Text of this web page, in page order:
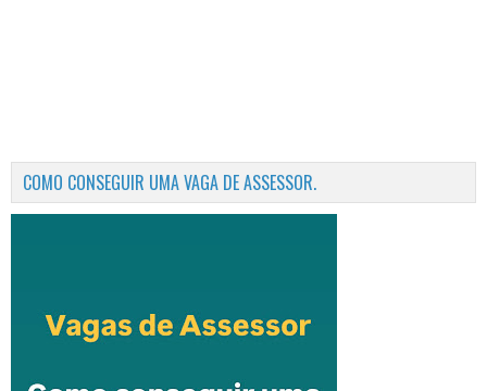
COMO CONSEGUIR UMA VAGA DE ASSESSOR.